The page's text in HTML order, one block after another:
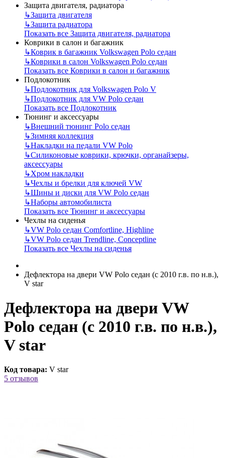
Защита двигателя, радиатора
↳Защита двигателя
↳Защита радиатора
Показать все Защита двигателя, радиатора
Коврики в салон и багажник
↳Коврик в багажник Volkswagen Polo седан
↳Коврики в салон Volkswagen Polo седан
Показать все Коврики в салон и багажник
Подлокотник
↳Подлокотник для Volkswagen Polo V
↳Подлокотник для VW Polo седан
Показать все Подлокотник
Тюнинг и аксессуары
↳Внешний тюнинг Polo седан
↳Зимняя коллекция
↳Накладки на педали VW Polo
↳Силиконовые коврики, крючки, органайзеры,
аксессуары
↳Хром накладки
↳Чехлы и брелки для ключей VW
↳Шины и диски для VW Polo седан
↳Наборы автомобилиста
Показать все Тюнинг и аксессуары
Чехлы на сиденья
↳VW Polo седан Comfortline, Highline
↳VW Polo седан Trendline, Conceptline
Показать все Чехлы на сиденья
Дефлектора на двери VW Polo седан (c 2010 г.в. по н.в.),
V star
Дефлектора на двери VW
Polo седан (c 2010 г.в. по н.в.),
V star
Код товара: V star
5 отзывов